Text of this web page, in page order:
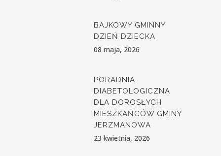
BAJKOWY GMINNY
DZIEŃ DZIECKA
08 maja, 2026
PORADNIA
DIABETOLOGICZNA
DLA DOROSŁYCH
MIESZKAŃCÓW GMINY
JERZMANOWA
23 kwietnia, 2026